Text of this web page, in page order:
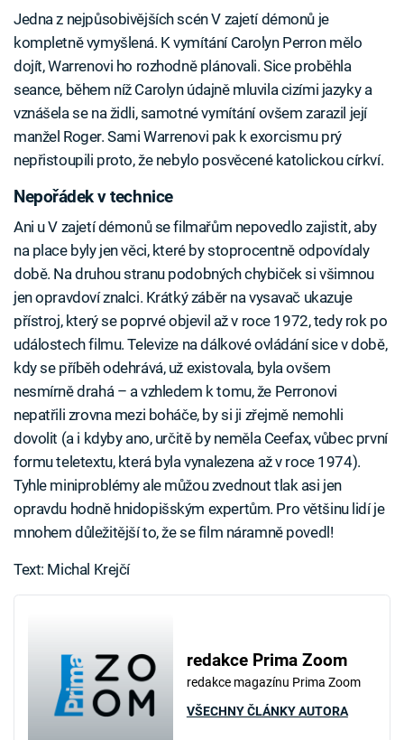
Jedna z nejpůsobivějších scén V zajetí démonů je
kompletně vymyšlená. K vymítání Carolyn Perron mělo
dojít, Warrenovi ho rozhodně plánovali. Sice proběhla
seance, během níž Carolyn údajně mluvila cizími jazyky a
vznášela se na židli, samotné vymítání ovšem zarazil její
manžel Roger. Sami Warrenovi pak k exorcismu prý
nepřistoupili proto, že nebylo posvěcené katolickou církví.
Nepořádek v technice
Ani u V zajetí démonů se filmařům nepovedlo zajistit, aby
na place byly jen věci, které by stoprocentně odpovídaly
době. Na druhou stranu podobných chybiček si všimnou
jen opravdoví znalci. Krátký záběr na vysavač ukazuje
přístroj, který se poprvé objevil až v roce 1972, tedy rok po
událostech filmu. Televize na dálkové ovládání sice v době,
kdy se příběh odehrává, už existovala, byla ovšem
nesmírně drahá – a vzhledem k tomu, že Perronovi
nepatřili zrovna mezi boháče, by si ji zřejmě nemohli
dovolit (a i kdyby ano, určitě by neměla Ceefax, vůbec první
formu teletextu, která byla vynalezena až v roce 1974).
Tyhle miniproblémy ale můžou zvednout tlak asi jen
opravdu hodně hnidopišským expertům. Pro většinu lidí je
mnohem důležitější to, že se film náramně povedl!
Text: Michal Krejčí
redakce Prima Zoom
redakce magazínu Prima Zoom
VŠECHNY ČLÁNKY AUTORA